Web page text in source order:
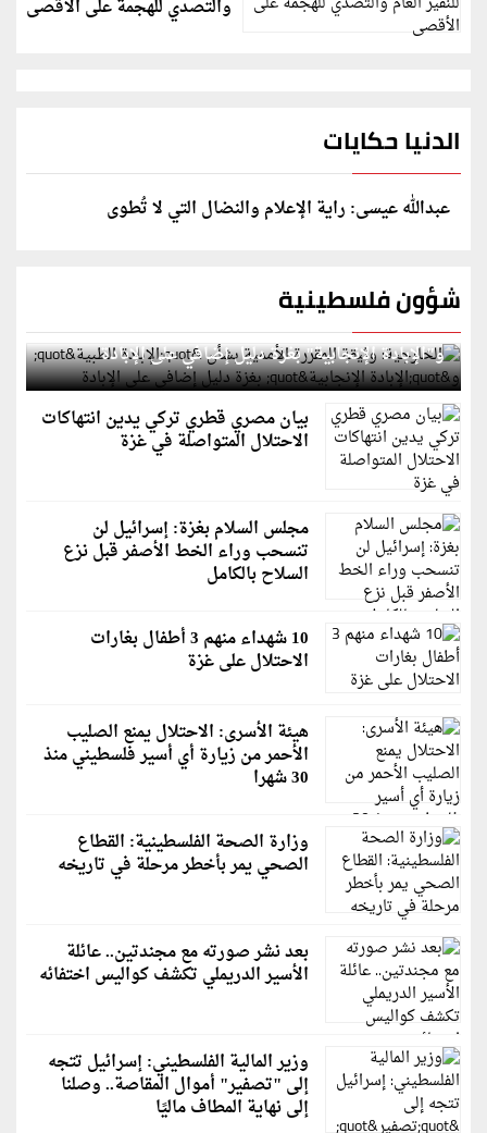
والتصدي للهجمة على الأقصى
الدنيا حكايات
عبدالله عيسى: راية الإعلام والنضال التي لا تُطوى
شؤون فلسطينية
الخارجية: وثيقة المقررة الأممية بشأن "الإبادة الطبية"
و"الإبادة الإنجابية" بغزة دليل إضافي على الإبادة
بيان مصري قطري تركي يدين انتهاكات
الاحتلال المتواصلة في غزة
مجلس السلام بغزة: إسرائيل لن
تنسحب وراء الخط الأصفر قبل نزع
السلاح بالكامل
10 شهداء منهم 3 أطفال بغارات
الاحتلال على غزة
هيئة الأسرى: الاحتلال يمنع الصليب
الأحمر من زيارة أي أسير فلسطيني منذ
30 شهرا
وزارة الصحة الفلسطينية: القطاع
الصحي يمر بأخطر مرحلة في تاريخه
بعد نشر صورته مع مجندتين.. عائلة
الأسير الدريملي تكشف كواليس اختفائه
وزير المالية الفلسطيني: إسرائيل تتجه
إلى "تصفير" أموال المقاصة.. وصلنا
إلى نهاية المطاف ماليًا